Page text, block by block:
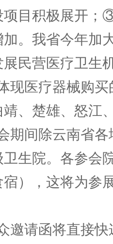
目积极展开；
。我省今年加
民营医疗卫生
医疗器械购买
、楚雄、怒江
间除云南省各
生院。各参会
），这将为参
请函将直接快